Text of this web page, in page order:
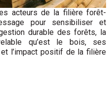
acteurs de la filière forêt-
pour sensibiliser et
durable des forêts, la
qu’est le bois, ses
l’impact positif de la filière